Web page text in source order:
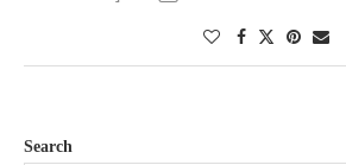
Search